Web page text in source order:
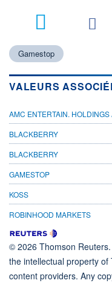
Gamestop
VALEURS
AMC ENTERTAIN. HOLDINGS
BLACKBERRY
BLACKBERRY
GAMESTOP
KOSS
ROBINHOOD MARKETS
© 2026 Thomson
the intellectual property
content providers. Any